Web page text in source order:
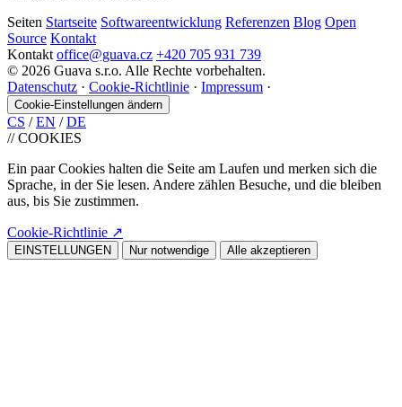
Seiten Startseite Softwareentwicklung Referenzen Blog Open
Source Kontakt
Kontakt office@guava.cz +420 705 931 739
© 2026 Guava s.r.o. Alle Rechte vorbehalten.
Datenschutz · Cookie-Richtlinie · Impressum ·
Cookie-Einstellungen ändern
CS / EN / DE
// COOKIES
Ein paar Cookies halten die Seite am Laufen und merken sich die
Sprache, in der Sie lesen. Andere zählen Besuche, und die bleiben
aus, bis Sie zustimmen.
Cookie-Richtlinie ↗
EINSTELLUNGEN Nur notwendige Alle akzeptieren